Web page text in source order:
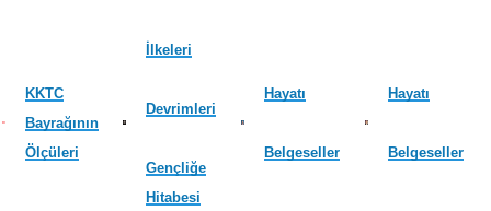
KKTC
Bayrağının
Ölçüleri
İlkeleri
Devrimleri
Gençliğe
Hitabesi
Hayatı
Belgeseller
Hayatı
Belgeseller